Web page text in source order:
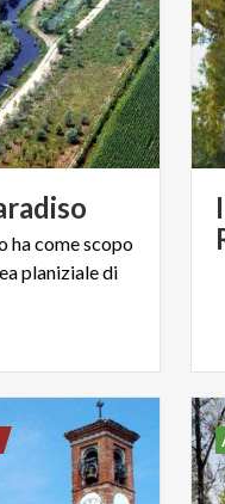
ha come scopo
planiziale di